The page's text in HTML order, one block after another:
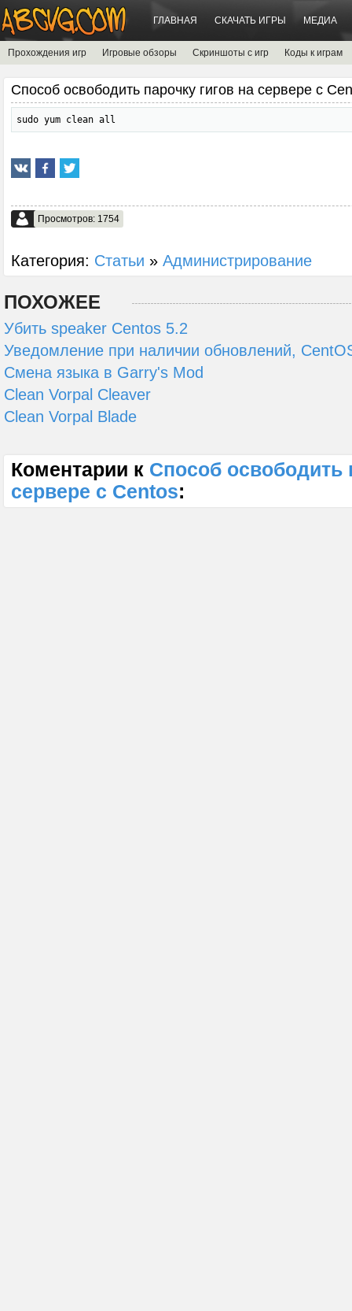
ГЛАВНАЯ СКАЧАТЬ ИГРЫ МЕДИА
Прохождения игр Игровые обзоры Скриншоты с игр Коды к играм
Способ освободить парочку гигов на сервере с
sudo yum clean all
Просмотров: 1754
Категория: Статьи » Администрирование
ПОХОЖЕЕ
Убить speaker Centos 5.2
Уведомление при наличии обновлений,
Смена языка в Garry's Mod
Clean Vorpal Cleaver
Clean Vorpal Blade
Коментарии к Способ освободить
сервере с Centos: